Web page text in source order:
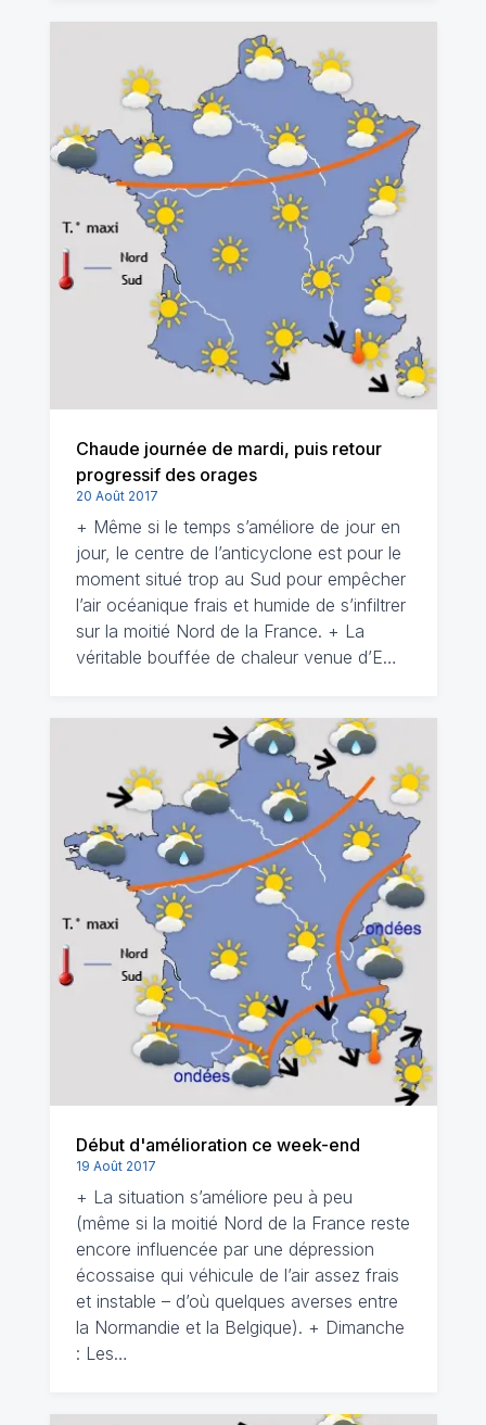
Chaude journée de mardi, puis retour
progressif des orages
20 Août 2017
+ Même si le temps s’améliore de jour en
jour, le centre de l’anticyclone est pour le
moment situé trop au Sud pour empêcher
l’air océanique frais et humide de s’infiltrer
sur la moitié Nord de la France. + La
véritable bouffée de chaleur venue d’E…
Début d'amélioration ce week-end
19 Août 2017
+ La situation s’améliore peu à peu
(même si la moitié Nord de la France reste
encore influencée par une dépression
écossaise qui véhicule de l’air assez frais
et instable – d’où quelques averses entre
la Normandie et la Belgique). + Dimanche
: Les…